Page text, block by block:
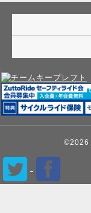
©2026